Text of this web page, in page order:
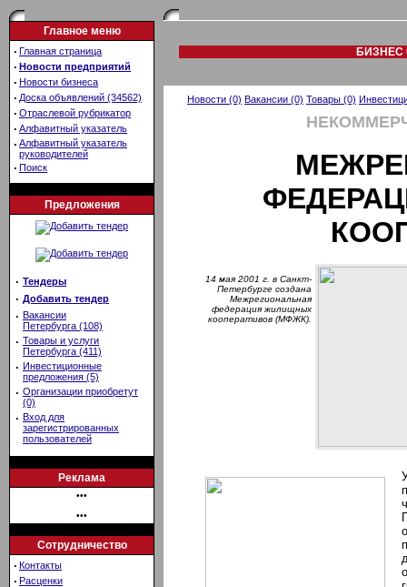
Главное меню
· Главная страница
· Новости предприятий
· Новости бизнеса
· Доска объявлений (34562)
· Отраслевой рубрикатор
· Алфавитный указатель
· Алфавитный указатель
руководителей
· Поиск
Предложения
· Тендеры
· Добавить тендер
· Вакансии
Петербурга (108)
· Товары и услуги
Петербурга (411)
· Инвестиционные
предложения (5)
· Организации приобретут
(0)
· Вход для
зарегистрированных
пользователей
Реклама
•••
•••
Сотрудничество
· Контакты
· Расценки
БИЗНЕС
Новости (0) Вакансии (0) Товары (0)
14 мая 2001 г. в Санкт-
Петербурге создана
Межрегиональная
федерация жилищных
кооперативов (МФЖК).